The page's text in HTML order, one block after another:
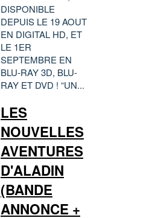
DISPONIBLE
DEPUIS LE 19 AOUT
EN DIGITAL HD, ET
LE 1ER
SEPTEMBRE EN
BLU-RAY 3D, BLU-
RAY ET DVD ! “UN...
LES
NOUVELLES
AVENTURES
D'ALADIN
(BANDE
ANNONCE +